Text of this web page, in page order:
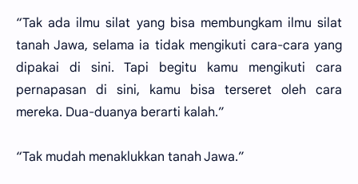
“Tak ada ilmu silat yang bisa membungkam ilmu silat
tanah Jawa, selama ia tidak mengikuti cara-cara yang
dipakai di sini. Tapi begitu kamu mengikuti cara
pernapasan di sini, kamu bisa terseret oleh cara
mereka. Dua-duanya berarti kalah.”
“Tak mudah menaklukkan tanah Jawa.”